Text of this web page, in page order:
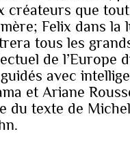
créateurs que
Felix dans
tous les
de l’Europe
avec
et Ariane
du texte de